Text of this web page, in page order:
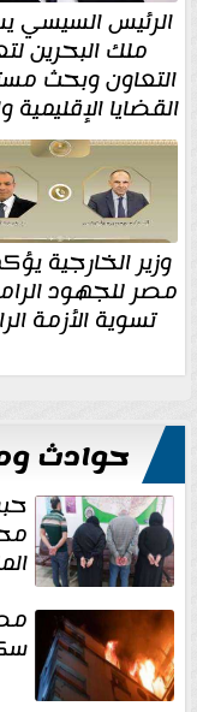
الرئيس السيسي
ملك البحرين
التعاون وبحث
القضايا الإقليمية
وزير الخارجية
مصر للجهود
تسوية الأزمة
حوادث